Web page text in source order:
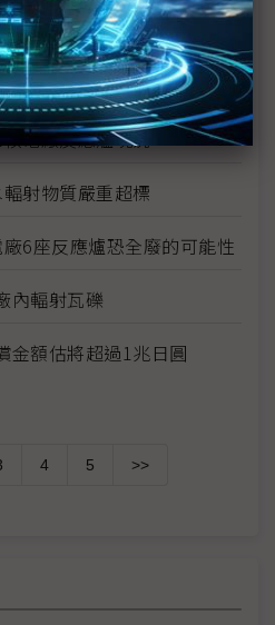
餘震 日方表示不影響福島
電廠反應爐現況
射物質嚴重超標
6座反應爐恐全廢的可能性
內輻射瓦礫
金額估將超過1兆日圓
4 5 >>